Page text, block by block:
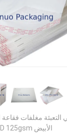
مغلفات فقاعة
الأبيض 190x275 #VD 125gsm سمك